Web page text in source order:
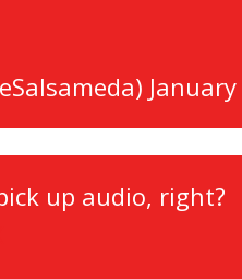
up audio, right?